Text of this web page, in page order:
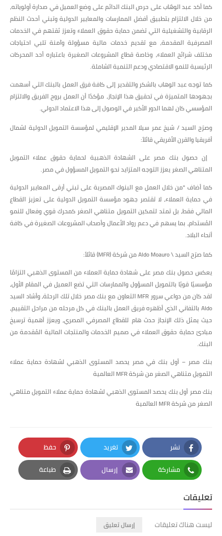
كما أكد عبد الوهّاب على حرص البنك الدائم على وضع العميل في صدارة أولوياته،
من خلال الالتزام بتطبيق أفضل الممارسات والمعايير الدولية وتبني أحدث النظم
الرقابية والتشغيلية التي تضمن حماية حقوق العملاء وتعزز ثقتهم في الخدمات
المصرفية المقدمة، مع تقديم خدمات مالية مسؤولة وآمنة تلبي احتياجات
مختلف شرائح العملاء، وخاصة قطاع المشروعات الصغيرة باعتباره أحد المحركات
الرئيسية للنمو الاقتصادي ودعم التنمية الشاملة.
كما توجه عبد الوهاب بالشكر والتقدير إلى كافة فرق العمل بالبنك التي أسهمت
بجهودها المتميزة في تحقيق هذا الإنجاز، مؤكدًا أن العمل بروح الفريق والالتزام
المؤسسي كان لهما الدور الأكبر في الوصول إلى هذا الاعتماد الدولي.
وصرّح السيد / شيخ عمر سيلا المدير الإقليمي لمؤسسة التمويل الدولية لشمال
أفريقيا والقرن الأفريقي قائلاً:
إن حصول بنك مصر على الشهادة الذهبية لحماية حقوق عملاء التمويل
المتناهي الصغر يعزز التوجه المتزايد نحو التمويل المسؤول في مصر.
كما أضاف "من خلال العمل مع البنوك المصرية على تبني أرقى المعايير الدولية
في حماية العملاء، لا تقتصر جهود مؤسسة التمويل الدولية على تعزيز القطاع
المالي فقط، بل تمتد لتمكين التمويل متناهي الصغر كمحرك قوي وفعال للنمو
المُستدام، بما يسهم في دعم رواد الأعمال وأصحاب المشروعات الصغيرة في كافة
أنحاء البلاد.
كما صرّح السيد \ Aldo Moauro من شركة (MFR) قائلاً:
يعكس حصول بنك مصر على شهادة حماية العملاء من المستوى الذهبي التزامًا
مؤسسيًا قويًا بالتمويل المسؤول والممارسات التي تضع العميل في المقام الأول،
لقد كان من دواعي سرور MFR التعاون مع بنك مصر خلال تلك الرحلة، وأشاد السيد
Aldo بالتفاني الذي أظهره فريق العمل بالبنك في كل مرحله من مراحل التقييم،
حيث يمثل ذلك الإنجاز حدث هام للقطاع المصرفي المصري، ويعزز أهمية ترسيخ
مبادئ حماية حقوق العملاء في صميم الخدمات والمنتجات المالية المُقدمة من
البنك.
بنك مصر – أول بنك في مصر يحصد المستوى الذهبي لشهادة حماية عملاء
التمويل متناهي الصغر من شركة MFR العالمية
بنك مصر أول بنك يحصد المستوى الذهبي لشهادة حماية عملاء التمويل متناهي
الصغر من شركة MFR العالمية
نشر
Facebook
تغريد
Twitter
حفظ
Pinterest
مشاركة
Whatsapp
إرسال
Email
طباعة
Print
تعليقات
ليست هناك تعليقات إرسال تعليق